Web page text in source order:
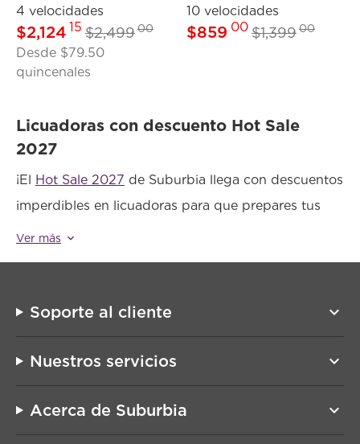
4 velocidades
$2,124 15 $2,49900
Desde $79.50
quincenales
10 velocidades
$859 00 $1,39900
Licuadoras con descuento Hot Sale
2027
¡El Hot Sale 2027 de Suburbia llega con descuentos
imperdibles en licuadoras para que prepares tus
recetas favoritas con facilidad y eficiencia! Desde
cocina a precios especiales.
Durante el Hot Sale Licuadoras, tendrás acceso a
una amplia variedad de modelos que se adaptan a
batidos y jugos saludables?Si necesitas mayor
Ver más keyboard_arrow_down_outlined
Soporte al cliente keyboard_arrow_down
Nuestros servicios keyboard_arrow_down
Acerca de Suburbia keyboard_arrow_down